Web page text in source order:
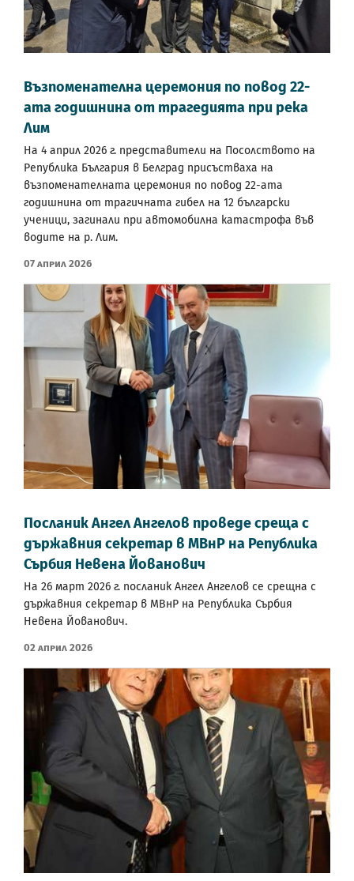
Възпоменателна церемония по повод 22-
ата годишнина от трагедията при река
Лим
На 4 април 2026 г. представители на Посолството на
Република България в Белград присъстваха на
възпоменателната церемония по повод 22-ата
годишнина от трагичната гибел на 12 български
ученици, загинали при автомобилна катастрофа във
водите на р. Лим.
07 Април 2026
Посланик Ангел Ангелов проведе среща с
държавния секретар в МВнР на Република
Сърбия Невена Йованович
На 26 март 2026 г. посланик Ангел Ангелов се срещна с
държавния секретар в МВнР на Република Сърбия
Невена Йованович.
02 Април 2026